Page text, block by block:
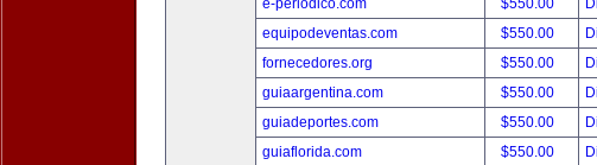
e-periodico.com
$550.00
equipodeventas.com
$550.00
fornecedores.org
$550.00
guiaargentina.com
$550.00
guiadeportes.com
$550.00
guiaflorida.com
$550.00